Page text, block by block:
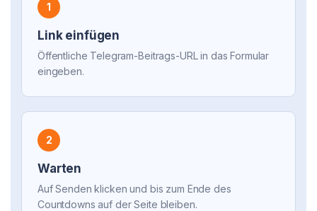
1
Link einfügen
Öffentliche Telegram-Beitrags-URL in das Formular
eingeben.
2
Warten
Auf Senden klicken und bis zum Ende des
Countdowns auf der Seite bleiben.